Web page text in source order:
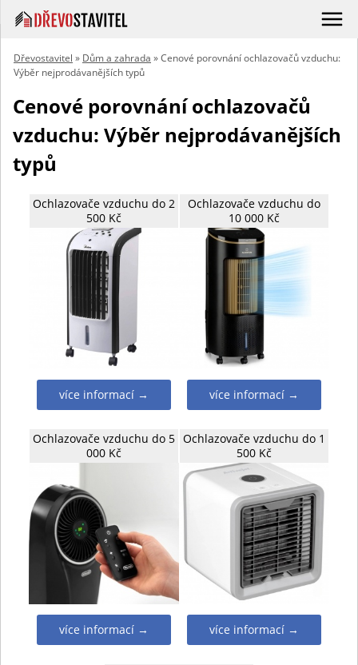
Dřevostavitel » Dům a zahrada » Cenové porovnání ochlazovačů vzduchu:
Výběr nejprodávanějších typů
Cenové porovnání ochlazovačů
vzduchu: Výběr nejprodávanějších
typů
Ochlazovače vzduchu do 2
500 Kč
více informací →
Ochlazovače vzduchu do
10 000 Kč
více informací →
Ochlazovače vzduchu do 5
000 Kč
více informací →
Ochlazovače vzduchu do 1
500 Kč
více informací →